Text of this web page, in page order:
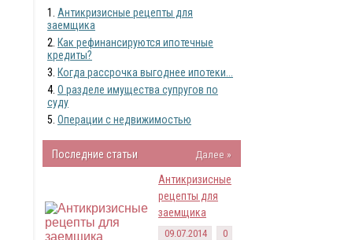
Антикризисные рецепты для
заемщика
Как рефинансируются ипотечные
кредиты?
Когда рассрочка выгоднее ипотеки...
О разделе имущества супругов по
суду
Операции с недвижимостью
Последние статьи
Далее »
Антикризисные
рецепты для
заемщика
09.07.2014 0